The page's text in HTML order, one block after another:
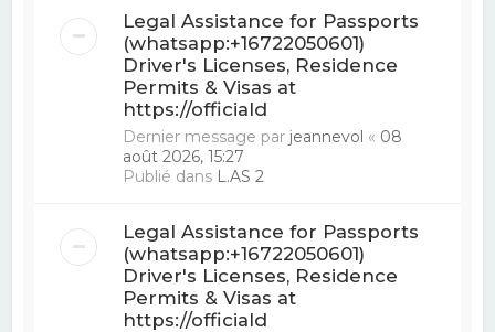
Legal Assistance for Passports
(whatsapp:+16722050601)
Driver's Licenses, Residence
Permits & Visas at
https://officiald
Dernier message par jeannevol « 08
août 2026, 15:27
Publié dans L.AS 2
Legal Assistance for Passports
(whatsapp:+16722050601)
Driver's Licenses, Residence
Permits & Visas at
https://officiald